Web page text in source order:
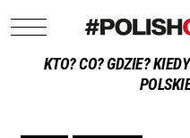
KTO? CO? GDZIE?